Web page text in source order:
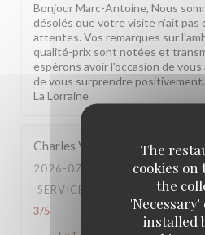
The
cookies on
the
installed
Bonjour Marc-Antoine, Nous
désolés que votre visite n'ait pas
attentes. Vos remarques sur
qualité-prix sont notées et
espérons avoir l'occasion de
de vous surprendre
La Lorraine
Charles V
2026-07-20
- 20:30 - GUESTS
SERVICE
AMBIANCE : 3/5
3/5